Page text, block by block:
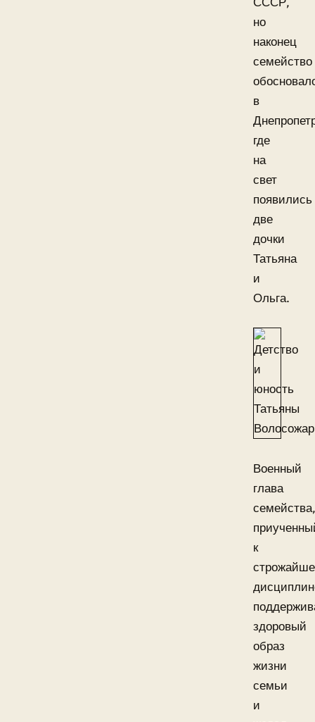
но
наконец
семейство
в
где
на
свет
появились
две
дочки
Татьяна
и
Ольга.
Военный
глава
семейства,
к
здоровый
образ
жизни
семьи
и